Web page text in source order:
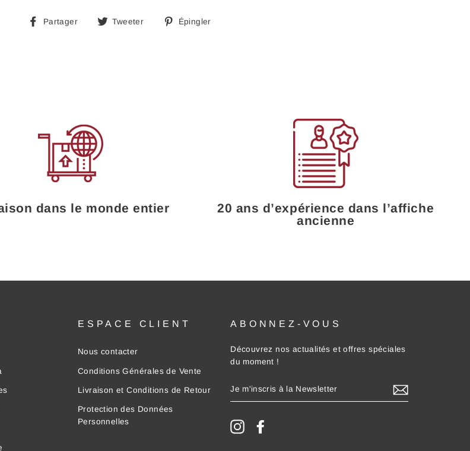
Partager
PartagerTweeter
TweeterÉpingler
dans le monde entier
20 ans d’expérience dans l’affiche
ancienne
ESPACE CLIENT
Nous contacter
Conditions Générales de Vente
Livraison et Conditions de Retour
Protection des Données
Personnelles
ABONNEZ-VOUS
Découvrez nos actualités et offres spéciales
du moment !
M'INSCRIS
À
NEWSLETTER
Instagram